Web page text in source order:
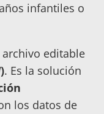
infantiles o
archivo editable
. Es la solución
los datos de